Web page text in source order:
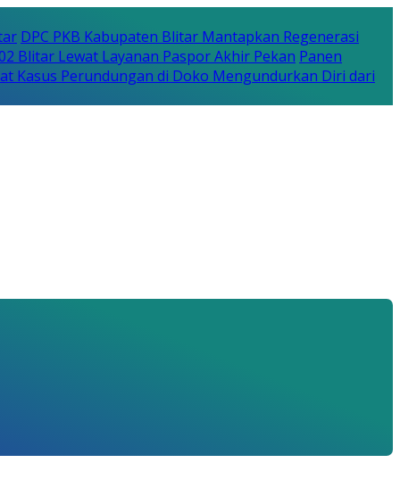
DPC PKB Kabupaten Blitar Mantapkan Regenerasi
Blitar Lewat Layanan Paspor Akhir Pekan Panen
Kasus Perundungan di Doko Mengundurkan Diri dari